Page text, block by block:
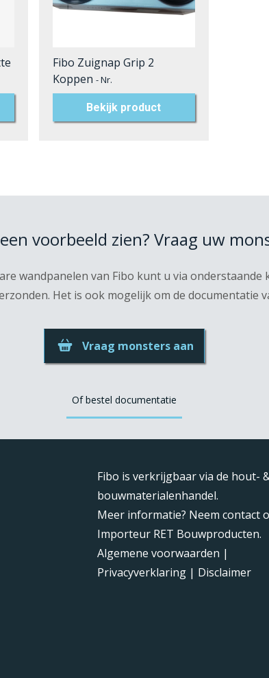
Fibo Zuignap Grip 2
Koppen- Nr.
Bekijk product
voorbeeld zien? Vraag uw
wandpanelen van Fibo kunt u via
Het is ook mogelijk om de documentatie
Vraag monsters aan
Of bestel documentatie
Fibo is verkrijgbaar via de hout-
bouwmaterialenhandel.
Meer informatie? Neem contact
Importeur RET Bouwproducten.
Algemene voorwaarden |
Privacyverklaring | Disclaimer